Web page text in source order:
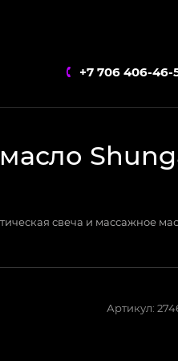
+7 706 406-46-
свеча и массажное
Артикул: